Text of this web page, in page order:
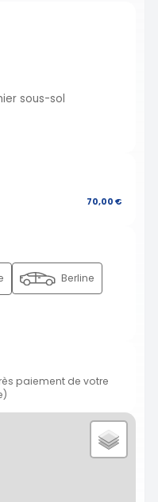
sous-sol
70,00 €
Berline
paiement de votre